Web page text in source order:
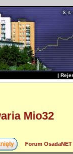
|
Mio32
Forum